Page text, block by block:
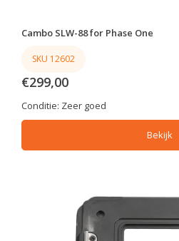
Cambo SLW-88 for Phase One
SKU 12602
€299,00
Conditie: Zeer goed
Bekijk